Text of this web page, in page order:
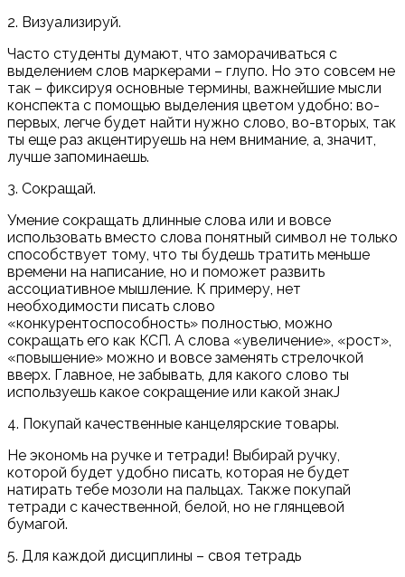
2. Визуализируй.
Часто студенты думают, что заморачиваться с
выделением слов маркерами – глупо. Но это совсем не
так – фиксируя основные термины, важнейшие мысли
конспекта с помощью выделения цветом удобно: во-
первых, легче будет найти нужно слово, во-вторых, так
ты еще раз акцентируешь на нем внимание, а, значит,
лучше запоминаешь.
3. Сокращай.
Умение сокращать длинные слова или и вовсе
использовать вместо слова понятный символ не только
способствует тому, что ты будешь тратить меньше
времени на написание, но и поможет развить
ассоциативное мышление. К примеру, нет
необходимости писать слово
«конкурентоспособность» полностью, можно
сокращать его как КСП. А слова «увеличение», «рост»,
«повышение» можно и вовсе заменять стрелочкой
вверх. Главное, не забывать, для какого слово ты
используешь какое сокращение или какой знакJ
4. Покупай качественные канцелярские товары.
Не экономь на ручке и тетради! Выбирай ручку,
которой будет удобно писать, которая не будет
натирать тебе мозоли на пальцах. Также покупай
тетради с качественной, белой, но не глянцевой
бумагой.
5. Для каждой дисциплины – своя тетрадь